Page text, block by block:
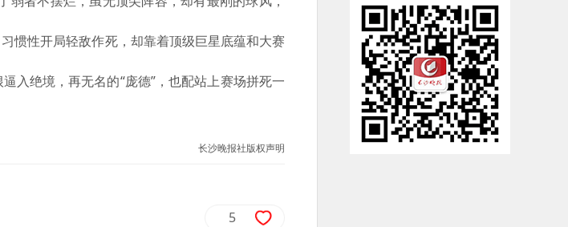
性开局轻敌作死，却靠着顶级巨星底蕴和大赛
绝境，再无名的“庞德”，也配站上赛场拼死一
长沙晚报社版权声明
5